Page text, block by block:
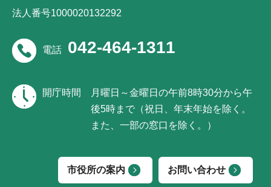
法人番号1000020132292
電話 042-464-1311
開庁時間
月曜日～金曜日の午前8時30分から午
後5時まで（祝日、年末年始を除く。
また、一部の窓口を除く。）
市役所の案内 お問い合わせ